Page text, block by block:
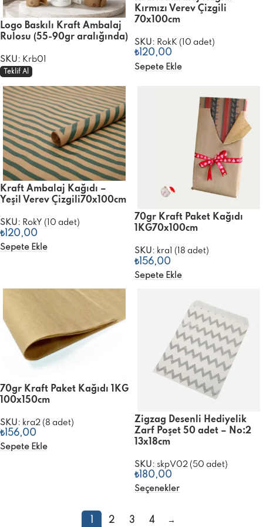
Logo Baskılı Kraft Ambalaj
Rulosu (55-90gr aralığında)
SKU: Krb01
Teklif Al
Kırmızı Verev Çizgili
70x100cm
SKU: RokK (10 adet)
₺120,00
Sepete Ekle
Kraft Ambalaj Kağıdı –
Yeşil Verev Çizgili70x100cm
SKU: RokY (10 adet)
₺ 120,00
Sepete Ekle
70gr Kraft Paket Kağıdı
1KG70x100cm
SKU: kra1 (18 adet)
₺ 156,00
Sepete Ekle
70gr Kraft Paket Kağıdı 1KG
100x150cm
SKU: kra2 (8 adet)
₺ 156,00
Sepete Ekle
Zigzag Desenli Hediyelik
Zarf Poşet 50 adet – No:2
13x18cm
SKU: skpV02 (50 adet)
₺ 180,00
Seçenekler
1 2 3 4 →